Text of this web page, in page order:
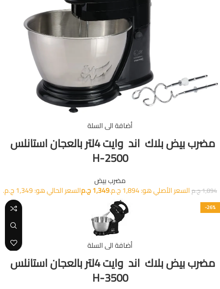
أضافة الى السلة
مضرب بيض بلاك اند وايت 4لتر بالعجان استانلس
H-2500
مضرب بيض
1,894ج.مالسعر الأصلي هو: 1,894 ج.م. 1,349ج.مالسعر الحالي هو: 1,349 ج.م.
-26%
أضافة الى السلة
مضرب بيض بلاك اند وايت 4لتر بالعجان استانلس
H-3500